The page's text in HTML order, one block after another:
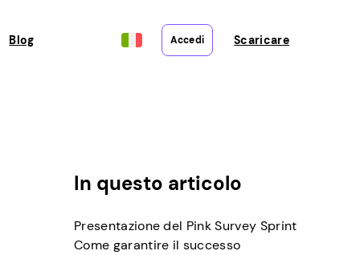
Blog Accedi Scaricare
In questo articolo
Presentazione del Pink Survey Sprint
Come garantire il successo